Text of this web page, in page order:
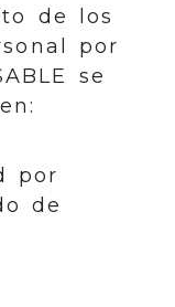
de los
por
se
por
de